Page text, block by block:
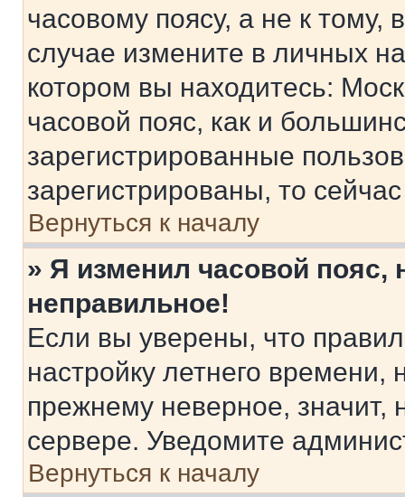
часовому поясу, а не к тому,
случае измените в личных
котором вы находитесь:
часовой пояс, как и
зарегистрированные
зарегистрированы, то
Вернуться к началу
» Я изменил часовой пояс,
неправильное!
Если вы уверены, что
настройку летнего
прежнему неверное, значит,
сервере. Уведомите
Вернуться к началу